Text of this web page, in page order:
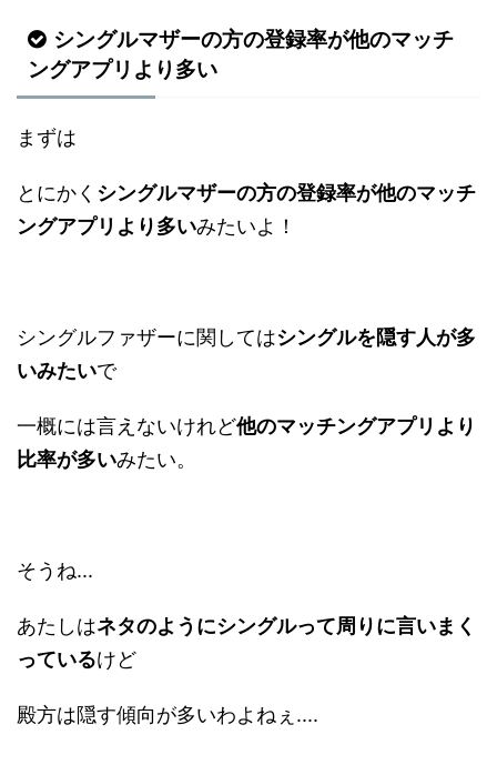
シングルマザーの方の登録率が他のマッチ
ングアプリより多い
まずは
とにかく シングルマザーの方の登録率が他のマッチ
ングアプリより多いみたいよ！
シングルファザーに関してはシングルを隠す人が多
いみたいで
一概には言えないけれど他のマッチングアプリより
比率が多いみたい。
そうね...
あたしはネタのようにシングルって周りに言いまく
っているけど
殿方は隠す傾向が多いわよねぇ....